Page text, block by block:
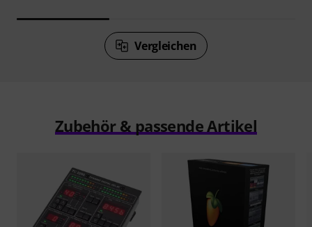
Vergleichen
Zubehör & passende Artikel